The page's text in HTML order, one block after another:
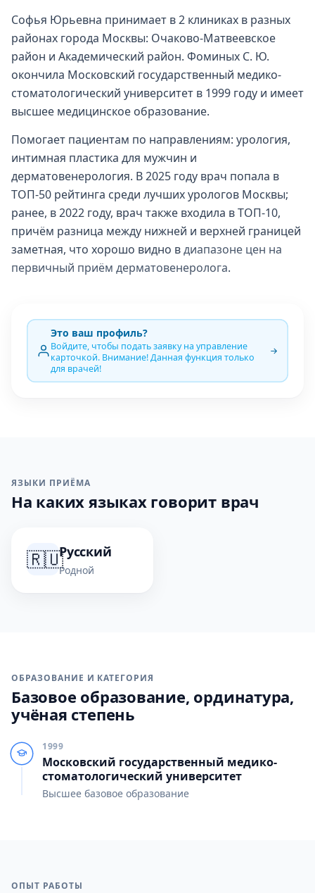
Софья Юрьевна принимает в 2 клиниках в разных
районах города Москвы: Очаково-Матвеевское
район и Академический район. Фоминых С. Ю.
окончила Московский государственный медико-
стоматологический университет в 1999 году и имеет
высшее медицинское образование.
Помогает пациентам по направлениям: урология,
интимная пластика для мужчин и
дерматовенерология. В 2025 году врач попала в
ТОП-50 рейтинга среди лучших урологов Москвы;
ранее, в 2022 году, врач также входила в ТОП-10,
причём разница между нижней и верхней границей
заметная, что хорошо видно вдиапазоне цен на
первичный приём дерматовенеролога.
Это ваш профиль?
Войдите, чтобы подать заявку на управление
карточкой. Внимание! Данная функция только
для врачей!
ЯЗЫКИ ПРИЁМА
На каких языках говорит врач
🇷🇺Русский
Родной
ОБРАЗОВАНИЕ И КАТЕГОРИЯ
Базовое образование, ординатура,
учёная степень
1999
Московский государственный медико-
стоматологический университет
Высшее базовое образование
ОПЫТ РАБОТЫ